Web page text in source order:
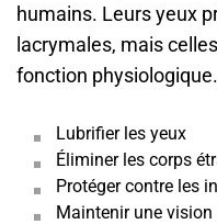
humains. Leurs yeux
lacrymales, mais
fonction
Lubrifier les yeux
Éliminer les corps
Protéger contre les
Maintenir une vision